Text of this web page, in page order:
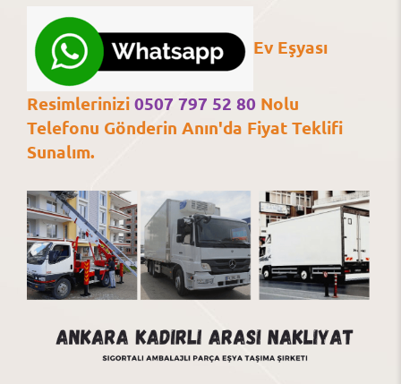
Ev Eşyası
Resimlerinizi 0507 797 52 80 Nolu
Telefonu Gönderin Anın'da Fiyat Teklifi
Sunalım.